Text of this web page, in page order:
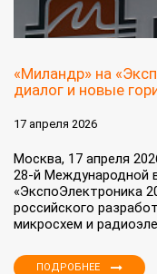
«Миландр» на
диалог и новые
17 апреля 2026
Москва, 17 апреля
28-й Международной
«ЭкспоЭлектроника
российского
микросхем и
ПОДРОБНЕЕ